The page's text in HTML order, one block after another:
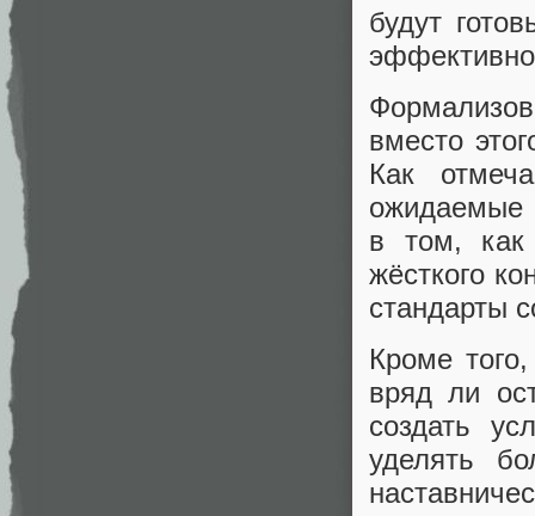
будут
вместо
Как
ожидаемые
в том, как
жёсткого
стандарты
Кроме
вряд ли
создать
уделять